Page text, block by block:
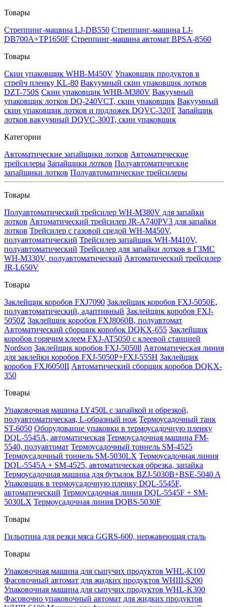
Товары
Стреппинг-машина LJ-DB550 Стреппинг-машина LJ-
DB700A+TP1650F Стреппинг-машина автомат BPSA-8560
Товары
Скин упаковщик WHB-M450V Упаковщик продуктов в
стрейч пленку KL-80 Вакуумный скин упаковщик лотков
DZT-750S Скин упаковщик WHB-M380V Вакуумный
упаковщик лотков DQ-240VCT, скин упаковщик Вакуумный
скин упаковщик лотков и подложек DQVC-320T Запайщик
лотков вакуумный DQVC-300T, скин упаковщик
Категории
Автоматические запайщики лотков Автоматические
трейсилеры Запайщики лотков Полуавтоматические
запайщики лотков Полуавтоматические трейсилеры
Товары
Полуавтоматический трейсилер WH-M380V для запайки
лотков Автоматический трейсилер JR-A740PV3 для запайки
лотков Трейсилер с газовой средой WH-M450V,
полуавтоматический Трейсилер запайщик WH-M410V,
полуавтоматический Трейсилер для запайки лотков в ГЗМС
WH-M330V, полуавтоматический Автоматический трейсилер
JR-L650V
Товары
Заклейщик коробов FXJ7090 Заклейщик коробов FXJ-5050E,
полуавтоматический, адаптивный Заклейщик коробов FXJ-
5050Z Заклейщик коробов FXJ8060B, полуавтомат
Автоматический сборщик коробок DQKX-655 Заклейщик
коробов горячим клеем FXJ-AT5050 с клеевой станцией
Nordson Заклейщик коробов FXJ-5050ll Автоматическая линия
для заклейки коробов FXJ-5050P+FXJ-555H Заклейщик
коробов FXJ6050II Автоматический сборщик коробов DQKX-
350
Товары
Упаковочная машина LY450L с запайкой и обрезкой,
полуавтоматическая, L-образный нож Термоусадочный танк
ST-6050 Оборудование упаковки в термоусадочную пленку
DQL-5545A, автоматическая Термоусадочная машина FM-
5540, полуавтомат Термоусадочный тоннель SM-4525
Термоусадочный тоннель SM-5030LX Термоусадочная линия
DQL-5545A + SM-4525, автоматическая обрезка, запайка
Термоусадочная машина для бутылок BZJ-5030B+BSE-5040 A
Упаковщик в термоусадочную пленку DQL-5545F,
автоматический Термоусадочная линия DQL-5545F + SM-
5030LX Термоусадочная линия DQBS-5030F
Товары
Гильотина для резки мяса GGRS-600, нержавеющая сталь
Товары
Упаковочная машина для сыпучих продуктов WHL-K100
Фасовочный автомат для жидких продуктов WHIII-S200
Упаковочная машина для сыпучих продуктов WHL-K300
Фасовочно упаковочный автомат для жидких продуктов